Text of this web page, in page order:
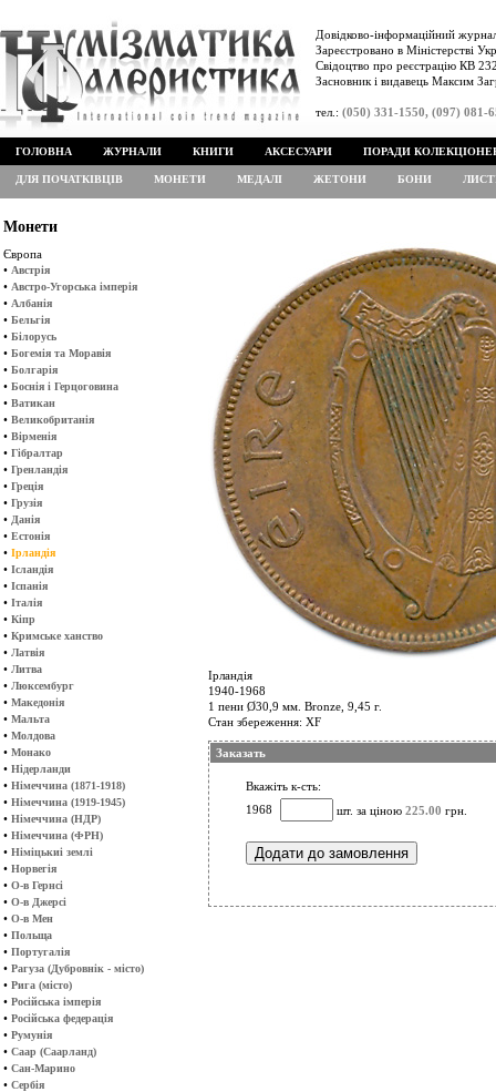
Довідково-інформаційний
Зареєстровано в Міністерстві
Свідоцтво про реєстрацію КВ
Засновник і видавець Максим
тел.: (050) 331-1550, (097) 081-
ГОЛОВНА ЖУРНАЛИ КНИГИ АКСЕСУАРИ ПОРАДИ
ДЛЯ ПОЧАТКІВЦІВ МОНЕТИ МЕДАЛІ ЖЕТОНИ БОНИ
Монети
Європа
• Австрія
• Австро-Угорська імперія
• Албанія
• Бельгія
• Білорусь
• Богемія та Моравія
• Болгарія
• Боснія і Герцоговина
• Ватикан
• Великобританія
• Вірменія
• Гібралтар
• Гренландія
• Греція
• Грузія
• Данія
• Естонія
• Ірландія
• Ісландія
• Іспанія
• Італія
• Кіпр
• Кримське ханство
• Латвія
• Литва
• Люксембург
• Македонія
• Мальта
• Молдова
• Монако
• Нідерланди
• Німеччина (1871-1918)
• Німеччина (1919-1945)
• Німеччина (НДР)
• Німеччина (ФРН)
• Німіцькиі землі
• Норвегія
• О-в Гернсі
• О-в Джерсі
• О-в Мен
• Польща
• Португалія
• Рагуза (Дубровнік - місто)
• Рига (місто)
• Російська імперія
• Російська федерація
• Румунія
• Саар (Саарланд)
• Сан-Марино
• Сербія
Ірландія
1940-1968
1 пени Ø30,9 мм. Bronze, 9,45 г.
Стан збереження: XF
Заказать
Вкажіть к-сть:
1968
шт. за ціною 225.00 грн.